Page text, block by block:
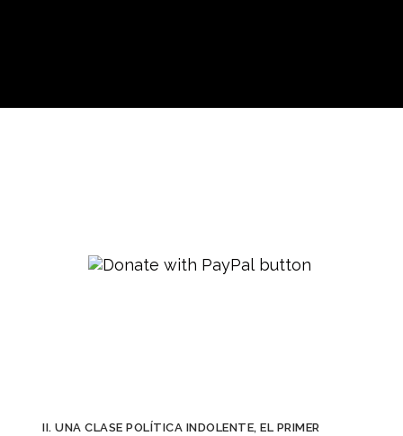
II. UNA CLASE POLÍTICA INDOLENTE, EL PRIMER